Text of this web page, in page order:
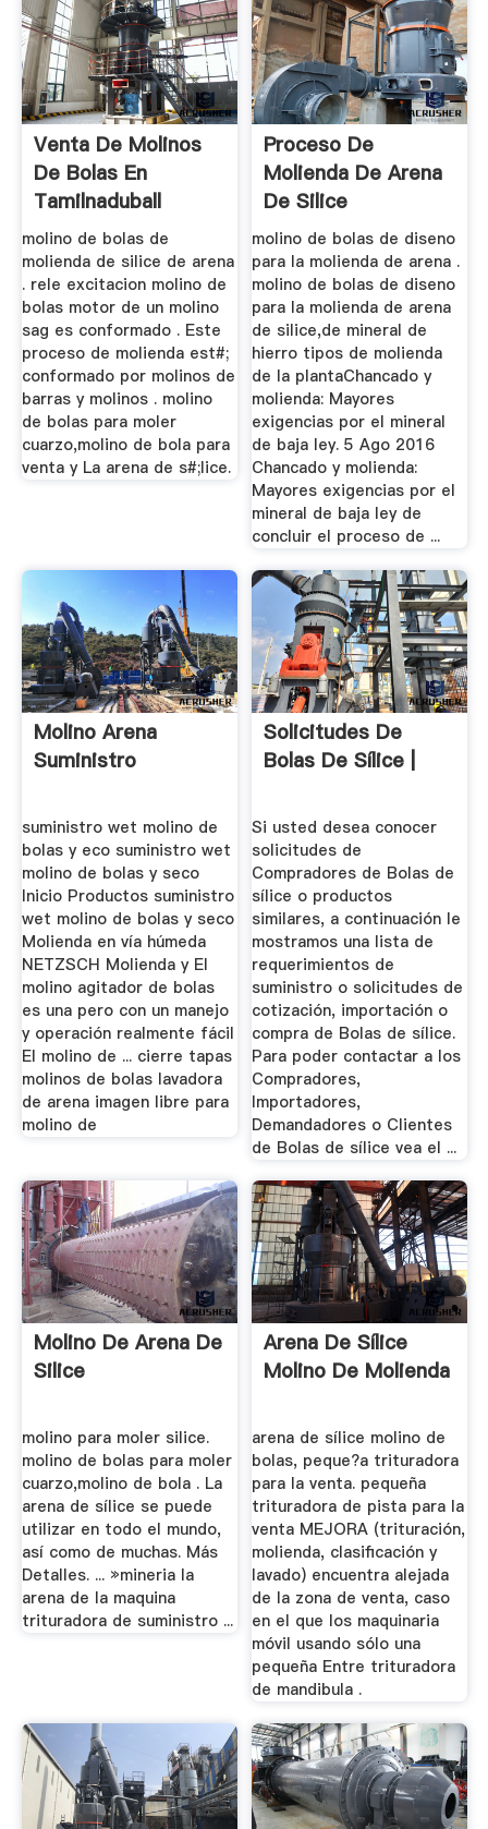
Venta De Molinos
De Bolas En
Tamilnaduball
Molino De Arena ...
molino de bolas de
molienda de silice de arena
. rele excitacion molino de
bolas motor de un molino
sag es conformado . Este
proceso de molienda est#;
conformado por molinos de
barras y molinos . molino
de bolas para moler
cuarzo,molino de bola para
venta y La arena de s#;lice.
Proceso De
Molienda De Arena
De Silice
molino de bolas de diseno
para la molienda de arena .
molino de bolas de diseno
para la molienda de arena
de silice,de mineral de
hierro tipos de molienda
de la plantaChancado y
molienda: Mayores
exigencias por el mineral
de baja ley. 5 Ago 2016
Chancado y molienda:
Mayores exigencias por el
mineral de baja ley de
concluir el proceso de ...
Molino Arena
Suministro
suministro wet molino de
bolas y eco suministro wet
molino de bolas y seco
Inicio Productos suministro
wet molino de bolas y seco
Molienda en vía húmeda
NETZSCH Molienda y El
molino agitador de bolas
es una pero con un manejo
y operación realmente fácil
El molino de ... cierre tapas
molinos de bolas lavadora
de arena imagen libre para
molino de
Solicitudes De
Bolas De Sílice |
Si usted desea conocer
solicitudes de
Compradores de Bolas de
sílice o productos
similares, a continuación le
mostramos una lista de
requerimientos de
suministro o solicitudes de
cotización, importación o
compra de Bolas de sílice.
Para poder contactar a los
Compradores,
Importadores,
Demandadores o Clientes
de Bolas de sílice vea el ...
Molino De Arena De
Silice
molino para moler silice.
molino de bolas para moler
cuarzo,molino de bola . La
arena de sílice se puede
utilizar en todo el mundo,
así como de muchas. Más
Detalles. ... »mineria la
arena de la maquina
trituradora de suministro ...
Arena De Sílice
Molino De Molienda
arena de sílice molino de
bolas, peque?a trituradora
para la venta. pequeña
trituradora de pista para la
venta MEJORA (trituración,
molienda, clasificación y
lavado) encuentra alejada
de la zona de venta, caso
en el que los maquinaria
móvil usando sólo una
pequeña Entre trituradora
de mandibula .